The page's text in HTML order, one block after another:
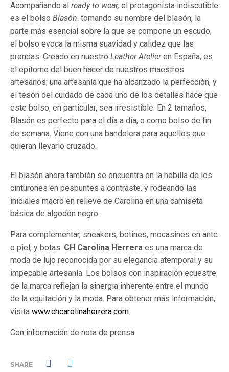
Acompañando al ready to wear, el protagonista indiscutible
es el bolso Blasón: tomando su nombre del blasón, la
parte más esencial sobre la que se compone un escudo,
el bolso evoca la misma suavidad y calidez que las
prendas. Creado en nuestro Leather Atelieren España, es
el epítome del buen hacer de nuestros maestros
artesanos; una artesanía que ha alcanzado la perfección, y
el tesón del cuidado de cada uno de los detalles hace que
este bolso, en particular, sea irresistible. En 2 tamaños,
Blasón es perfecto para el día a día, o como bolso de fin
de semana. Viene con una bandolera para aquellos que
quieran llevarlo cruzado.
El blasón ahora también se encuentra en la hebilla de los
cinturones en pespuntes a contraste, y rodeando las
iniciales macro en relieve de Carolina en una camiseta
básica de algodón negro.
Para complementar, sneakers, botines, mocasines en ante
o piel, y botas. CH Carolina Herrera es una marca de
moda de lujo reconocida por su elegancia atemporal y su
impecable artesanía. Los bolsos con inspiración ecuestre
de la marca reflejan la sinergia inherente entre el mundo
de la equitación y la moda. Para obtener más información,
visita www.chcarolinaherrera.com
Con información de nota de prensa
SHARE